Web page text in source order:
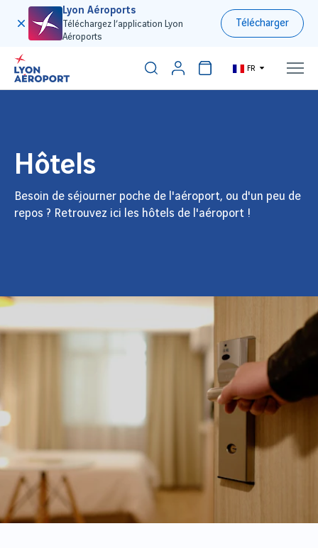
Lyon Aéroports
Téléchargez l’application Lyon
Aéroports
Télécharger
FR
Hôtels
Besoin de séjourner poche de l'aéroport, ou d'un peu de
repos ? Retrouvez ici les hôtels de l'aéroport !